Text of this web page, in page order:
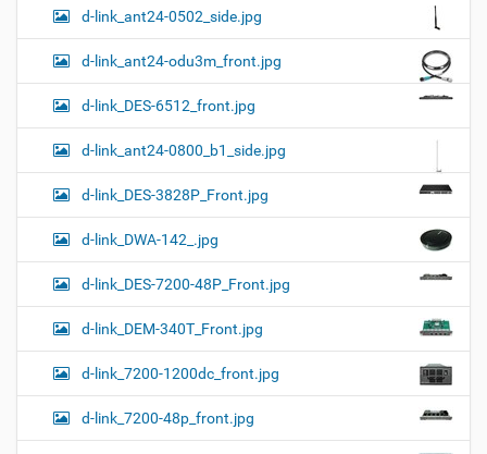
d-link_ant24-0502_side.jpg
d-link_ant24-odu3m_front.jpg
d-link_DES-6512_front.jpg
d-link_ant24-0800_b1_side.jpg
d-link_DES-3828P_Front.jpg
d-link_DWA-142_.jpg
d-link_DES-7200-48P_Front.jpg
d-link_DEM-340T_Front.jpg
d-link_7200-1200dc_front.jpg
d-link_7200-48p_front.jpg